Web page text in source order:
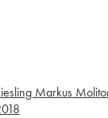
Markus